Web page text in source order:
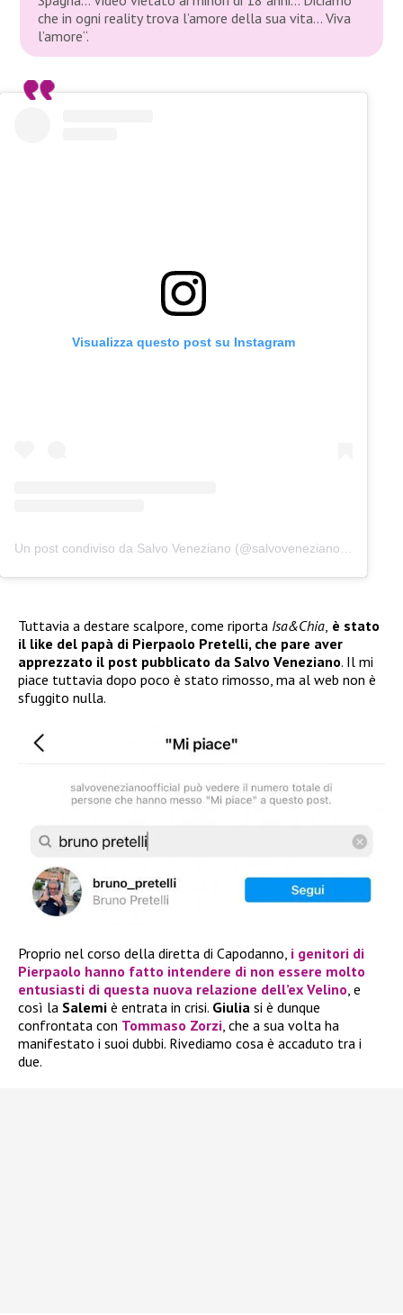
che in ogni reality trova l’amore della sua vita… Viva
l’amore“.
Visualizza questo post su Instagram
Tuttavia a destare scalpore, come riporta Isa&Chia è stato
il like del papà di Pierpaolo Pretelli, che pare aver
apprezzato il post pubblicato da Salvo Veneziano. Il mi
piace tuttavia dopo poco è stato rimosso, ma al web non è
sfuggito nulla.
Proprio nel corso della diretta di Capodanno, i genitori di
Pierpaolo hanno fatto intendere di non essere molto
entusiasti di questa nuova relazione dell’ex Velino, e
così la Salemi è entrata in crisi. Giulia si è dunque
confrontata con Tommaso Zorzi, che a sua volta ha
manifestato i suoi dubbi. Rivediamo cosa è accaduto tra i
due.